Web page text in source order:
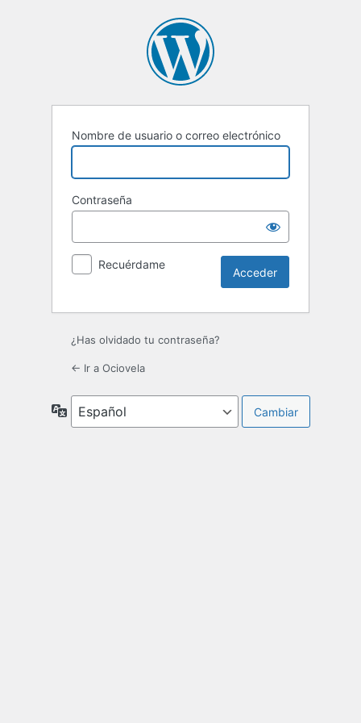
Nombre de usuario o correo electrónico
Contraseña
Recuérdame
¿Has olvidado tu contraseña?
← Ir a Ociovela
Idioma